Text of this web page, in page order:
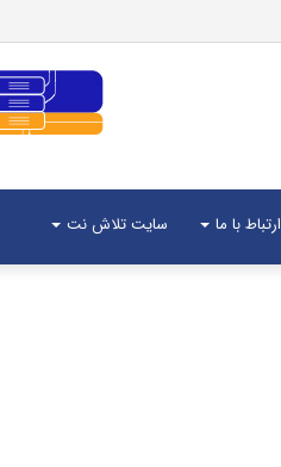
ارتباط با ما سایت تلاش نت